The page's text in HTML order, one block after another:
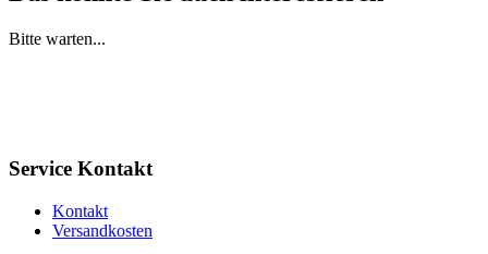
Bitte warten...
Service Kontakt
Kontakt
Versandkosten